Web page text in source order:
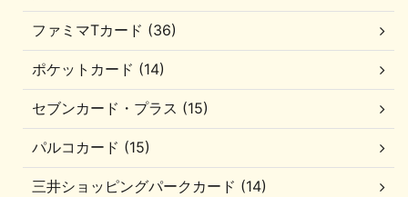
ファミマTカード (36)
ポケットカード (14)
セブンカード・プラス (15)
パルコカード (15)
三井ショッピングパークカード (14)